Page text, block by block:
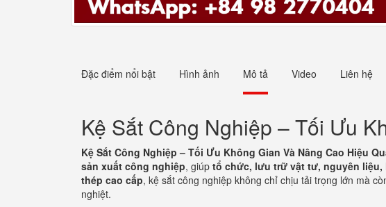
Đặc điểm nổi bật Hình ảnh Mô tả Video Liên hệ
Kệ Sắt Công Nghiệp – Tối Ưu
Kệ Sắt Công Nghiệp – Tối Ưu Không Gian Và Nâng Cao Hiệu
sản xuất công nghiệp, giúp tổ chức, lưu trữ vật tư, nguyên liệu,
thép cao cấp, kệ sắt công nghiệp không chỉ chịu tải trọng lớn mà
nghiệt.